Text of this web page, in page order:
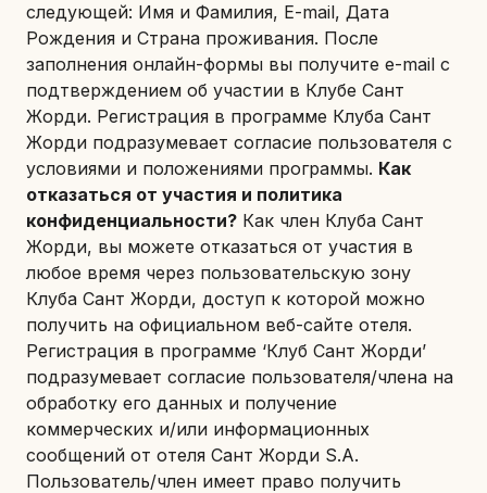
следующей: Имя и Фамилия, E-mail, Дата
Рождения и Страна проживания. После
заполнения онлайн-формы вы получите e-mail с
подтверждением об участии в Клубе Сант
Жорди. Регистрация в программе Клуба Сант
Жорди подразумевает согласие пользователя с
условиями и положениями программы. Как
отказаться от участия и политика
конфиденциальности? Как член Клуба Сант
Жорди, вы можете отказаться от участия в
любое время через пользовательскую зону
Клуба Сант Жорди, доступ к которой можно
получить на официальном веб-сайте отеля.
Регистрация в программе ‘Клуб Сант Жорди’
подразумевает согласие пользователя/члена на
обработку его данных и получение
коммерческих и/или информационных
сообщений от отеля Сант Жорди S.A.
Пользователь/член имеет право получить